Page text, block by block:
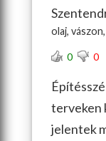
olaj,
0 0
terveken
jelentek